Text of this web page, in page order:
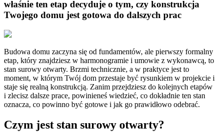
właśnie ten etap decyduje o tym, czy konstrukcja
Twojego domu jest gotowa do dalszych prac
Budowa domu zaczyna się od fundamentów, ale pierwszy formalny
etap, który znajdziesz w harmonogramie i umowie z wykonawcą, to
stan surowy otwarty. Brzmi technicznie, a w praktyce jest to
moment, w którym Twój dom przestaje być rysunkiem w projekcie i
staje się realną konstrukcją. Zanim przejdziesz do kolejnych etapów
i zlecisz dalsze prace, powinieneś wiedzieć, co dokładnie ten stan
oznacza, co powinno być gotowe i jak go prawidłowo odebrać.
Czym jest stan surowy otwarty?